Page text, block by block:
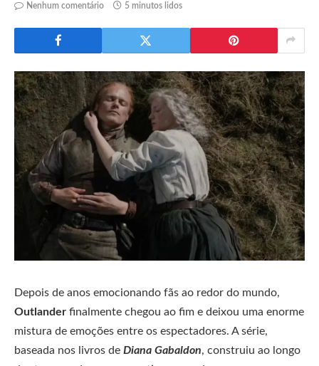
Nenhum comentário 5 minutos lidos
Depois de anos emocionando fãs ao redor do mundo,
Outlander finalmente chegou ao fim e deixou uma enorme
mistura de emoções entre os espectadores. A série,
baseada nos livros de Diana Gabaldon, construiu ao longo